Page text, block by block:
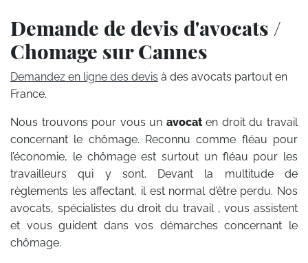
Demande de devis d'avocats /
Chomage sur Cannes
Demandez en ligne des devis à des avocats partout en
France.
Nous trouvons pour vous un avocaten droit du travail
concernant le chômage. Reconnu comme fléau pour
l’économie, le chômage est surtout un fléau pour les
travailleurs qui y sont. Devant la multitude de
règlements les affectant, il est normal d’être perdu. Nos
avocats, spécialistes du droit du travail , vous assistent
et vous guident dans vos démarches concernant le
chômage.